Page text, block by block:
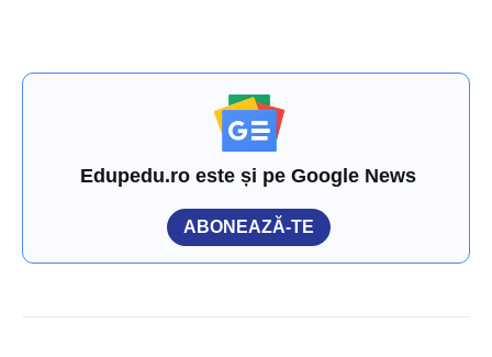
Edupedu.ro este și pe Google News
ABONEAZĂ-TE